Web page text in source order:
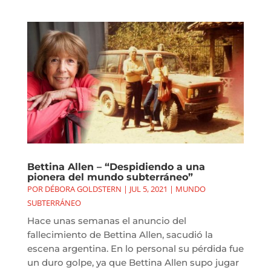
Bettina Allen – “Despidiendo a una
pionera del mundo subterráneo”
POR DÉBORA GOLDSTERN | JUL 5, 2021 | MUNDO
SUBTERRÁNEO
Hace unas semanas el anuncio del
fallecimiento de Bettina Allen, sacudió la
escena argentina. En lo personal su pérdida fue
un duro golpe, ya que Bettina Allen supo jugar